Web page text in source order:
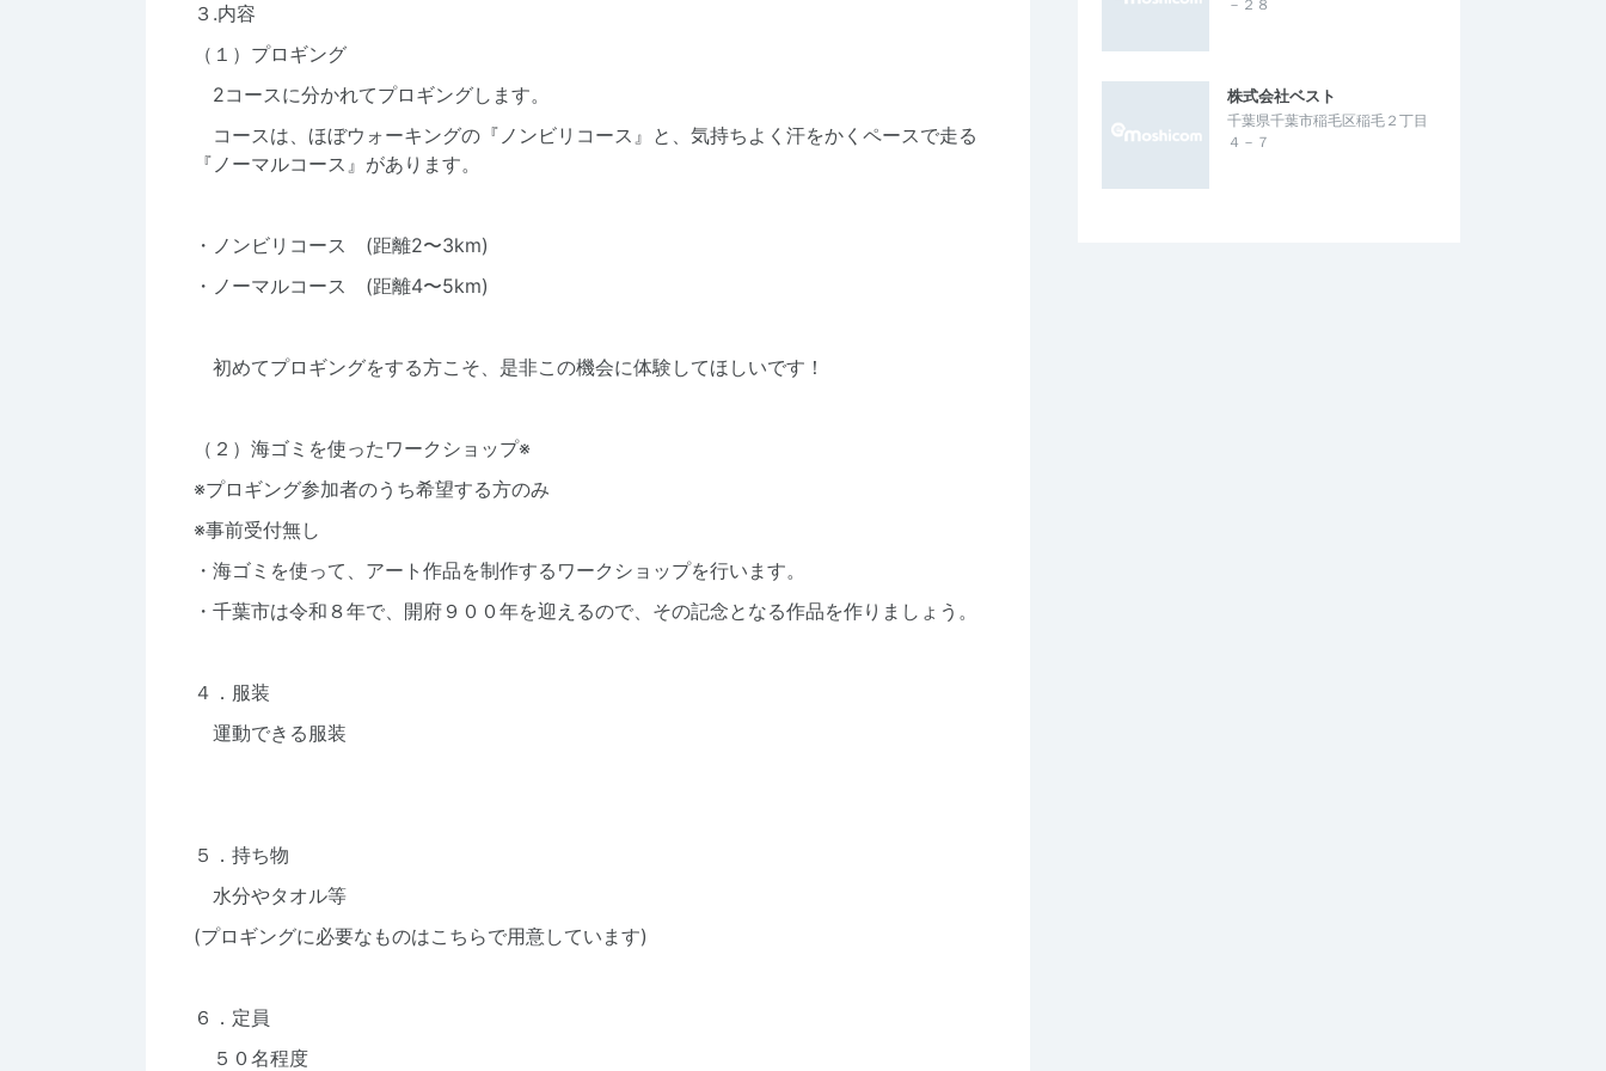
３.内容
（１）プロギング
2コースに分かれてプロギングします。
コースは、ほぼウォーキングの『ノンビリコース』と、気持ちよく汗をかくペースで走る
『ノーマルコース』があります。
・ノンビリコース (距離2〜3km)
・ノーマルコース (距離4〜5km)
初めてプロギングをする方こそ、是非この機会に体験してほしいです！
（２）海ゴミを使ったワークショップ※
※プロギング参加者のうち希望する方のみ
※事前受付無し
・海ゴミを使って、アート作品を制作するワークショップを行います。
・千葉市は令和８年で、開府９００年を迎えるので、その記念となる作品を作りましょう。
４．服装
運動できる服装
５．持ち物
水分やタオル等
(プロギングに必要なものはこちらで用意しています)
６．定員
５０名程度
－２８
株式会社ベスト
千葉県千葉市稲毛区稲毛２丁目
４－７